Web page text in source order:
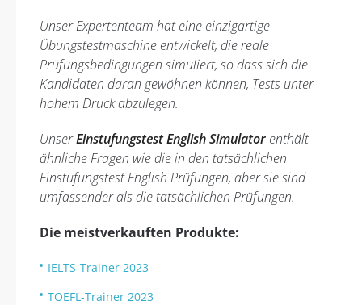
Unser Expertenteam hat eine einzigartige
Übungstestmaschine entwickelt, die reale
Prüfungsbedingungen simuliert, so dass sich die
Kandidaten daran gewöhnen können, Tests unter
hohem Druck abzulegen.
UnserEinstufungstest English Simulator enthält
ähnliche Fragen wie die in den tatsächlichen
Einstufungstest English Prüfungen, aber sie sind
umfassender als die tatsächlichen Prüfungen.
Die meistverkauften Produkte:
IELTS-Trainer 2023
TOEFL-Trainer 2023